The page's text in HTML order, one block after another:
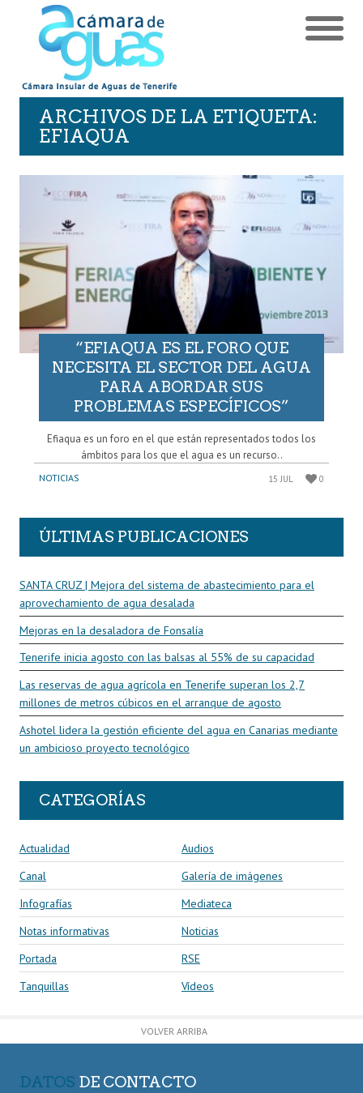
ARCHIVOS DE LA ETIQUETA:
EFIAQUA
“EFIAQUA ES EL FORO QUE
NECESITA EL SECTOR DEL AGUA
PARA ABORDAR SUS
PROBLEMAS ESPECÍFICOS”
Efiaqua es un foro en el que están representados todos los
ámbitos para los que el agua es un recurso..
NOTICIAS 15 JUL 0
ÚLTIMAS PUBLICACIONES
SANTA CRUZ | Mejora del sistema de abastecimiento para el
aprovechamiento de agua desalada
Mejoras en la desaladora de Fonsalía
Tenerife inicia agosto con las balsas al 55% de su capacidad
Las reservas de agua agrícola en Tenerife superan los 2,7
millones de metros cúbicos en el arranque de agosto
Ashotel lidera la gestión eficiente del agua en Canarias mediante
un ambicioso proyecto tecnológico
CATEGORÍAS
Actualidad
Audios
Canal
Galería de imágenes
Infografías
Mediateca
Notas informativas
Noticias
Portada
RSE
Tanquillas
Vídeos
VOLVER ARRIBA
DATOS DE CONTACTO